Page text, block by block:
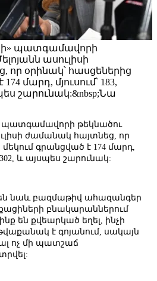
պատգամավորի
ասուլիսի
օրինակ՝ հասցեներից
մարդ, մյուսում՝ 183,
շարունակ:&nbsp;Նա
պատգամավորի թեկնածու
ժամանակ հայտնեց, որ
գրանցված է 174 մարդ,
302, և այսպես շարունակ:
նաև բազմաթիվ ահազանգեր
բնակարաններում
են քվեարկած եղել, ինչի
է գոյանում, սակայն
ոչ մի պատշաճ